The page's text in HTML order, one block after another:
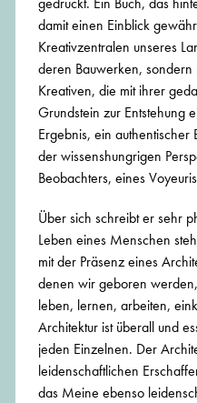
damit einen Einblick
Kreativzentralen unseres
deren Bauwerken,
Kreativen, die mit ihrer
Grundstein zur Entstehung
Ergebnis, ein authentischer
der wissenshungrigen
Beobachters, eines
Über sich schreibt er sehr
Leben eines Menschen
mit der Präsenz eines
denen wir geboren
leben, lernen, arbeiten,
Architektur ist überall und
jeden Einzelnen. Der
leidenschaftlichen
das Meine ebenso